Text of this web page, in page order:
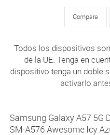
Compara
Todos los dispositivos
de la UE. Tenga en
dispositivo tenga un doble
activarlo
Samsung Galaxy A57 5G
SM-A576 Awesome Icy